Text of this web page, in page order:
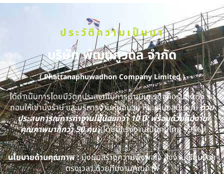
ประวัติความเป็นมา
บริษัท พัฒนภูวดล จำกัด
( Phattanaphuwadhon Company Limited )
ได้ดำเนินการโดยมีวัตถุประสงค์ในการดำเนินธุรกิจคือรับติดตั้ง รื้อ
ถอนให้เช่านั่งร้าน และบริการงานหุ้มฉนวน หุ้มแผ่นอลูมิเนียมด้วย
ประสบการณ์การทำงานไม่น้อยกว่า 10 ปี พร้อมด้วยทีมงาน
คุณภาพมากกว่า 50 คน(โดยมีแรงงานเป็นคนไทย 99 %)
นโยบายด้านคุณภาพ :มุ่งมั่นสร้างความพึงพอใจ ส่งงานเรียบร้อย
ตรงเวลา ด้วยทีมงานคุณภาพ